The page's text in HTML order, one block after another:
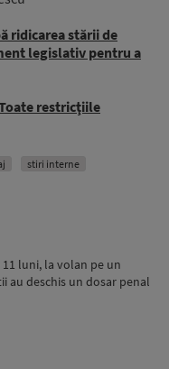
ridicarea stării de
legislativ pentru a
restricţiile
stiri interne
11 luni, la volan pe un
au deschis un dosar penal